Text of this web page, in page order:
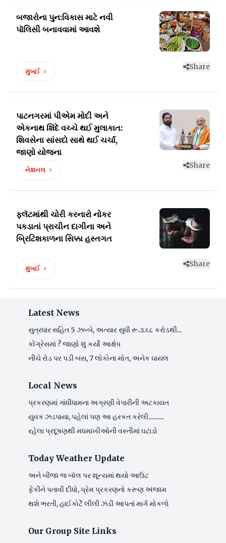
બજારોના પુન:વિકાસ માટે નવી
પૉલિસી બનાવવામાં આવશે
મુંબઈ
Share
પાટનગરમાં પીએમ મોદી અને
એકનાથ શિંદે વચ્ચે થઈ મુલાકાત:
શિવસેના સાંસદો સાથે થઈ ચર્ચા,
જાણો યોજના
નેશનલ
Share
ફ્લૅટમાંથી ચોરી કરનારો નોકર
પકડાતાં પ્રાચીન દાગીના અને
બ્રિટિશકાળના સિક્કા હસ્તગત
મુંબઈ
Share
Latest News
સુત્રધાર સહિત 5 ઝબ્બે, અત્યાર સુધી રૂ.૩.૬૮ કરોડથી...
કોંગ્રેસમાં ? જાણો શું કર્યો આક્ષેપ
નીચે રોડ પર પડી બસ, 7 લોકોના મોત, અનેક ઘાયલ
Local News
પ્રકરણમાં ગાંધીધામના અગ્રણી વેપારીની અટકાયત
યુવક ઝડપાયા, પહેલાં પણ આ હરકત કરેલી..........
રહેલા પ્રદૂષણથી મધમાખીઓની વસ્તીમાં ઘટાડો
Today Weather Update
અને બીજા જ બૉલ પર શૂન્યમાં થયો આઉટ
ફેંકીને પતાવી દીધો, પ્રેમ પ્રકરણનો કરૂણ અંજામ
થશે ભરતી, હાઈકોર્ટે લીલી ઝંડી આપતાં માર્ગ મોકળો
Our Group Site Links